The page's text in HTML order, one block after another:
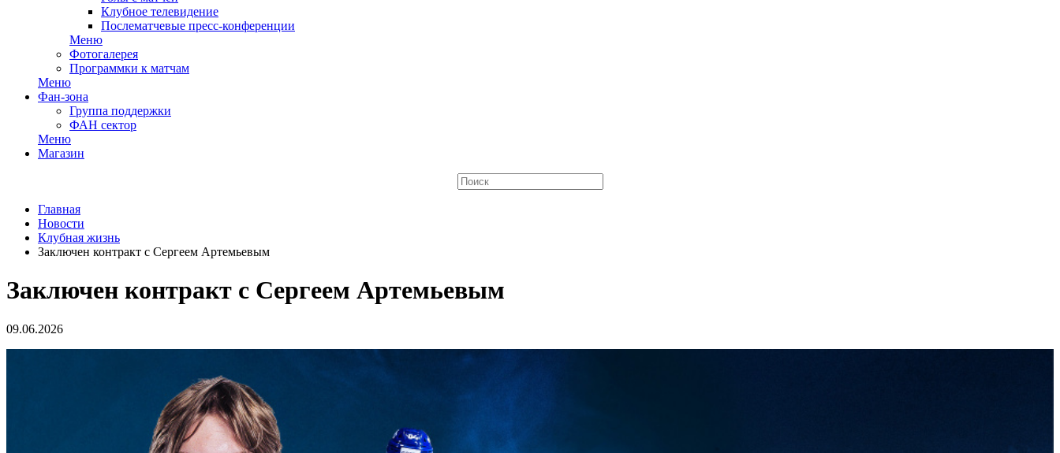
Клубное телевидение
Послематчевые пресс-конференции
Меню
Фотогалерея
Программки к матчам
Меню
Фан-зона
Группа поддержки
ФАН сектор
Меню
Магазин
Главная
Новости
Клубная жизнь
Заключен контракт с Сергеем Артемьевым
Заключен контракт с Сергеем Артемьевым
09.06.2026